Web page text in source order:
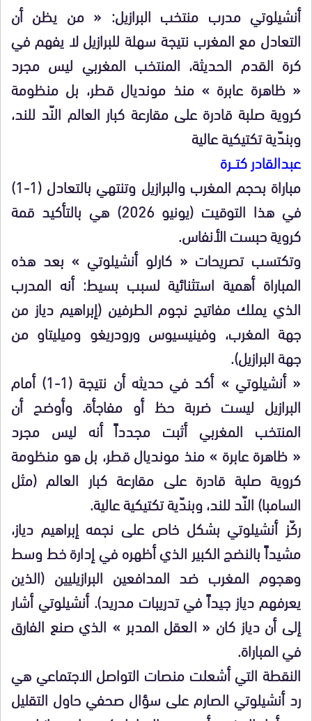
أنشيلوتي مدرب منتخب البرازيل: « من يظن أن
التعادل مع المغرب نتيجة سهلة للبرازيل لا يفهم في
كرة القدم الحديثة، المنتخب المغربي ليس مجرد
« ظاهرة عابرة » منذ مونديال قطر، بل منظومة
كروية صلبة قادرة على مقارعة كبار العالم النّد للند،
وبندّية تكتيكية عالية
عبدالقادر كتـــرة
مباراة بحجم المغرب والبرازيل وتنتهي بالتعادل (1-1)
في هذا التوقيت (يونيو 2026) هي بالتأكيد قمة
كروية حبست الأنفاس.
وتكتسب تصريحات « كارلو أنشيلوتي » بعد هذه
المباراة أهمية استثنائية لسبب بسيط: أنه المدرب
الذي يملك مفاتيح نجوم الطرفين (إبراهيم دياز من
جهة المغرب، وفينيسيوس ورودريغو وميليتاو من
جهة البرازيل).
« أنشيلوتي » أكد في حديثه أن نتيجة (1-1) أمام
البرازيل ليست ضربة حظ أو مفاجأة. وأوضح أن
المنتخب المغربي أثبت مجدداً أنه ليس مجرد
« ظاهرة عابرة » منذ مونديال قطر، بل هو منظومة
كروية صلبة قادرة على مقارعة كبار العالم (مثل
السامبا) النّد للند، وبندّية تكتيكية عالية.
ركّز أنشيلوتي بشكل خاص على نجمه إبراهيم دياز،
مشيداً بالنضج الكبير الذي أظهره في إدارة خط وسط
وهجوم المغرب ضد المدافعين البرازيليين (الذين
يعرفهم دياز جيداً في تدريبات مدريد). أنشيلوتي أشار
إلى أن دياز كان « العقل المدبر » الذي صنع الفارق
في المباراة.
النقطة التي أشعلت منصات التواصل الاجتماعي هي
رد أنشيلوتي الصارم على سؤال صحفي حاول التقليل